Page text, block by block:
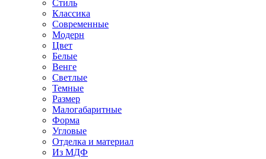
Стиль
Классика
Современные
Модерн
Цвет
Белые
Венге
Светлые
Темные
Размер
Малогабаритные
Форма
Угловые
Отделка и материал
Из МДФ